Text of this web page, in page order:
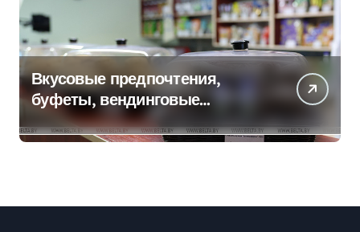
Вкусовые предпочтения,
буфеты, вендинговые
аппараты. Минобразования об
изменениях в школьном